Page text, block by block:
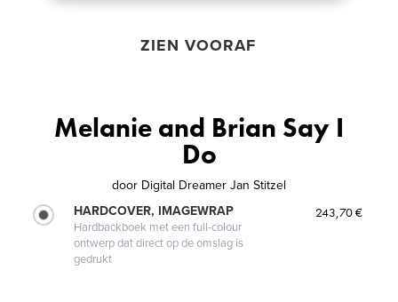
ZIEN VOORAF
Melanie and Brian Say I
Do
door Digital Dreamer Jan Stitzel
HARDCOVER, IMAGEWRAP
Hardbackboek met een full-colour
ontwerp dat direct op de omslag is
gedrukt
243,70 €